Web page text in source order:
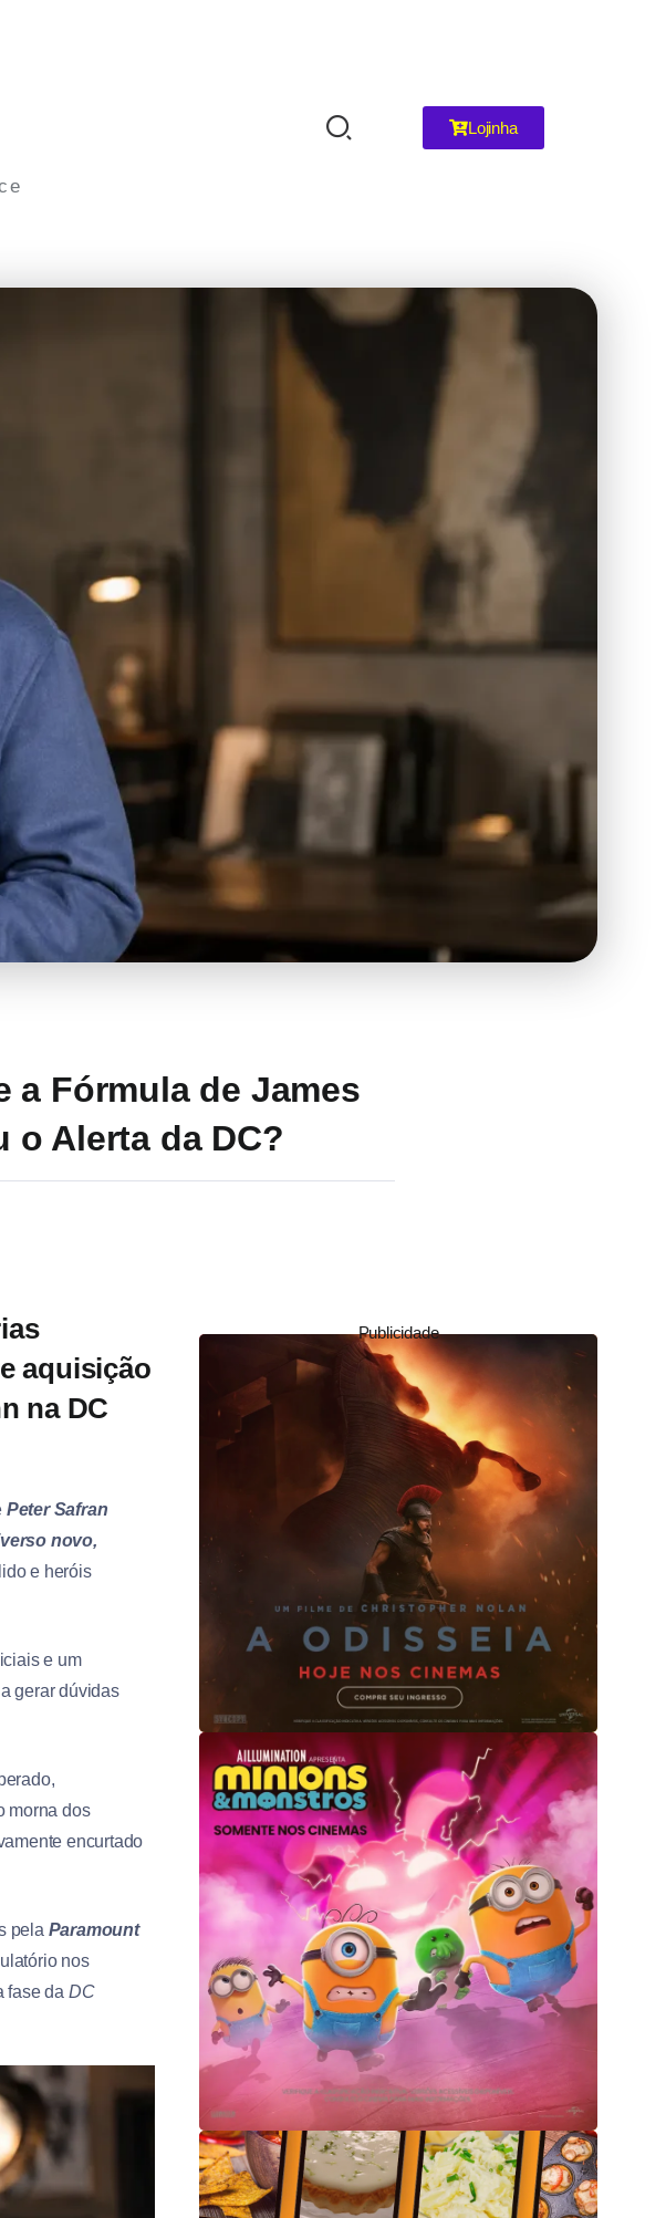
Lojinha
a Fórmula de James
o Alerta da DC?
aquisição
na DC
Peter Safran
novo,
e heróis
e um
gerar dúvidas
morna dos
encurtado
pela Paramount
nos
fase da DC
Publicidade